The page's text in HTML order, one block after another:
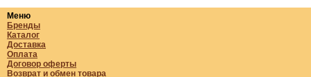
Меню
Бренды
Каталог
Доставка
Оплата
Договор оферты
Возврат и обмен товара